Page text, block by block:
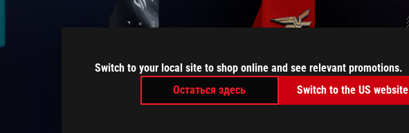
Switch to your local site to shop online and see relevant promotions.
Остаться здесь
Switch to the US website